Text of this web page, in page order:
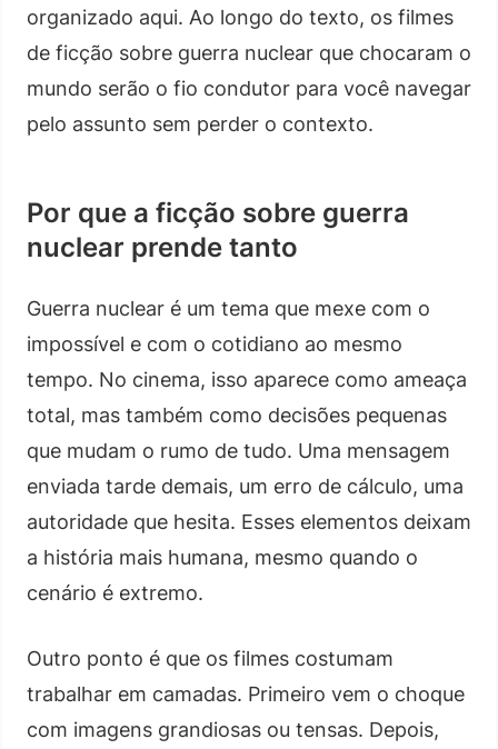
organizado aqui. Ao longo do texto, os filmes
de ficção sobre guerra nuclear que chocaram o
mundo serão o fio condutor para você navegar
pelo assunto sem perder o contexto.
Por que a ficção sobre guerra
nuclear prende tanto
Guerra nuclear é um tema que mexe com o
impossível e com o cotidiano ao mesmo
tempo. No cinema, isso aparece como ameaça
total, mas também como decisões pequenas
que mudam o rumo de tudo. Uma mensagem
enviada tarde demais, um erro de cálculo, uma
autoridade que hesita. Esses elementos deixam
a história mais humana, mesmo quando o
cenário é extremo.
Outro ponto é que os filmes costumam
trabalhar em camadas. Primeiro vem o choque
com imagens grandiosas ou tensas. Depois,